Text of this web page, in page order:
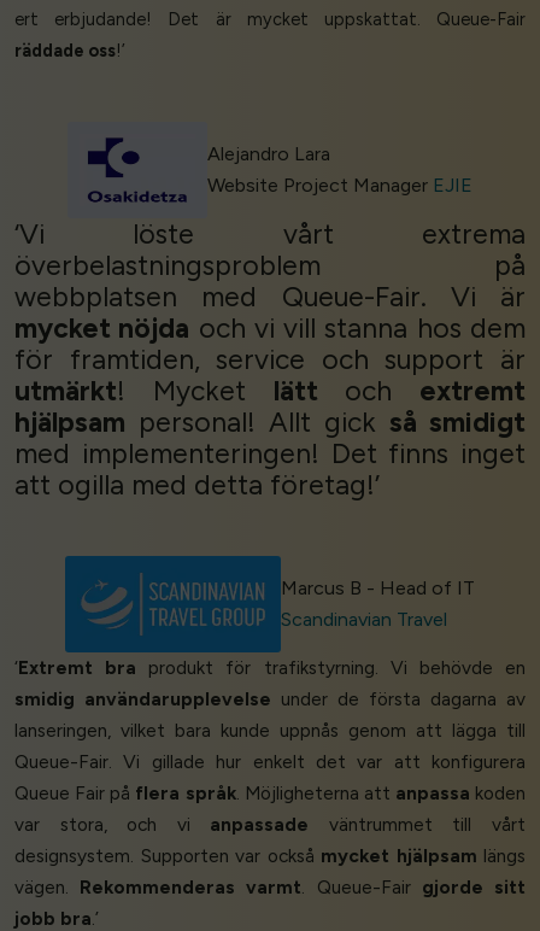
ert erbjudande! Det är mycket uppskattat. Queue-Fair
räddade oss!’
Alejandro Lara
Website Project Manager EJIE
‘Vi löste vårt extrema
överbelastningsproblem på
webbplatsen med Queue-Fair. Vi är
mycket nöjda och vi vill stanna hos dem
för framtiden, service och support är
utmärkt! Mycket lätt och extremt
hjälpsam personal! Allt gick så smidigt
med implementeringen! Det finns inget
att ogilla med detta företag!’
Marcus B - Head of IT
Scandinavian Travel
‘Extremt bra produkt för trafikstyrning. Vi behövde en
smidig användarupplevelse under de första dagarna av
lanseringen, vilket bara kunde uppnås genom att lägga till
Queue-Fair. Vi gillade hur enkelt det var att konfigurera
Queue Fair på flera språk. Möjligheterna att anpassa koden
var stora, och vi anpassade väntrummet till vårt
designsystem. Supporten var också mycket hjälpsam längs
vägen. Rekommenderas varmt. Queue-Fair gjorde sitt
jobb bra.’